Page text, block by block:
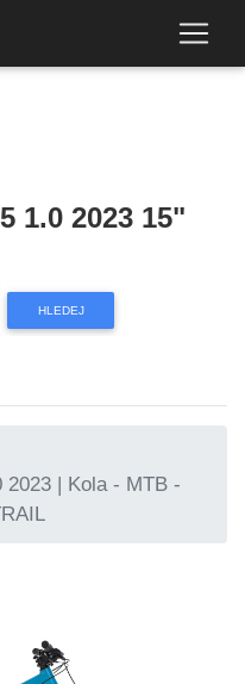
1.0 2023 15"
2023 | Kola - MTB -